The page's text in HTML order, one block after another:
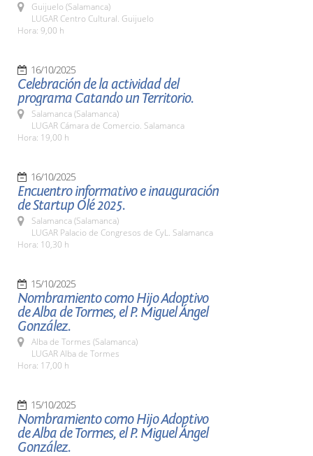
Guijuelo (Salamanca)
LUGAR Centro Cultural. Guijuelo
Hora: 9,00 h
16/10/2025
Celebración de la actividad del
programa Catando un Territorio.
Salamanca (Salamanca)
LUGAR Cámara de Comercio. Salamanca
Hora: 19,00 h
16/10/2025
Encuentro informativo e inauguración
de Startup Olé 2025.
Salamanca (Salamanca)
LUGAR Palacio de Congresos de CyL. Salamanca
Hora: 10,30 h
15/10/2025
Nombramiento como Hijo Adoptivo
de Alba de Tormes, el P. Miguel Ángel
González.
Alba de Tormes (Salamanca)
LUGAR Alba de Tormes
Hora: 17,00 h
15/10/2025
Nombramiento como Hijo Adoptivo
de Alba de Tormes, el P. Miguel Ángel
González.